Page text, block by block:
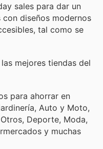
sales para dar un
con diseños modernos
tal como se
mejores tiendas del
para ahorrar en
Auto y Moto,
Deporte, Moda,
y muchas